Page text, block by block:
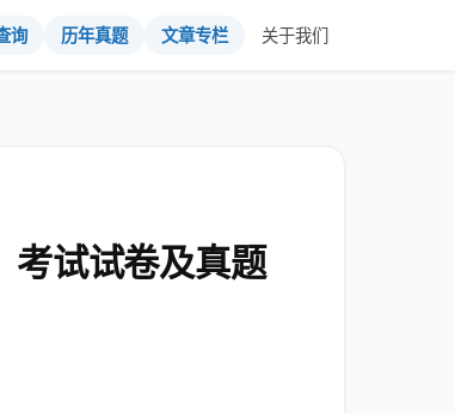
询 历年真题 文章专栏 关于我们
考试试卷及真题